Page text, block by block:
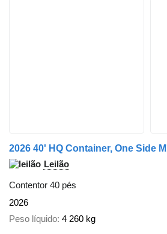
2026 40' HQ Container, One Side
Leilão
Contentor 40 pés
2026
Peso líquido 4 260 kg